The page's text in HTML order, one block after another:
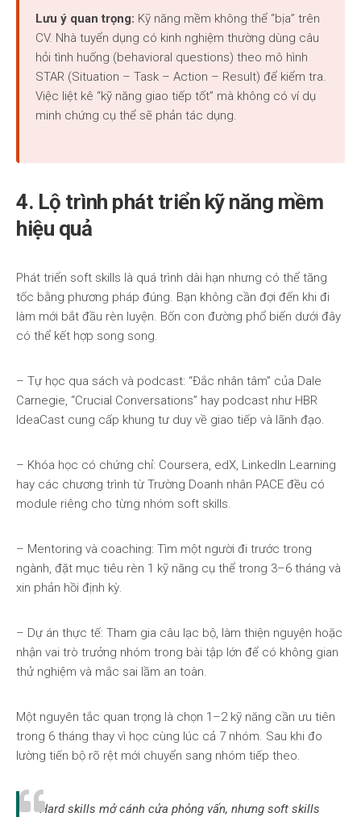
Lưu ý quan trọng: Kỹ năng mềm không thể “bịa” trên
CV. Nhà tuyển dụng có kinh nghiệm thường dùng câu
hỏi tình huống (behavioral questions) theo mô hình
STAR (Situation – Task – Action – Result) để kiểm tra.
Việc liệt kê “kỹ năng giao tiếp tốt” mà không có ví dụ
minh chứng cụ thể sẽ phản tác dụng.
4. Lộ trình phát triển kỹ năng mềm
hiệu quả
Phát triển soft skills là quá trình dài hạn nhưng có thể tăng
tốc bằng phương pháp đúng. Bạn không cần đợi đến khi đi
làm mới bắt đầu rèn luyện. Bốn con đường phổ biến dưới đây
có thể kết hợp song song.
– Tự học qua sách và podcast: “Đắc nhân tâm” của Dale
Carnegie, “Crucial Conversations” hay podcast như HBR
IdeaCast cung cấp khung tư duy về giao tiếp và lãnh đạo.
– Khóa học có chứng chỉ: Coursera, edX, LinkedIn Learning
hay các chương trình từ Trường Doanh nhân PACE đều có
module riêng cho từng nhóm soft skills.
– Mentoring và coaching: Tìm một người đi trước trong
ngành, đặt mục tiêu rèn 1 kỹ năng cụ thể trong 3–6 tháng và
xin phản hồi định kỳ.
– Dự án thực tế: Tham gia câu lạc bộ, làm thiện nguyện hoặc
nhận vai trò trưởng nhóm trong bài tập lớn để có không gian
thử nghiệm và mắc sai lầm an toàn.
Một nguyên tắc quan trọng là chọn 1–2 kỹ năng cần ưu tiên
trong 6 tháng thay vì học cùng lúc cả 7 nhóm. Sau khi đo
lường tiến bộ rõ rệt mới chuyển sang nhóm tiếp theo.
“Hard skills mở cánh cửa phỏng vấn, nhưng soft skills